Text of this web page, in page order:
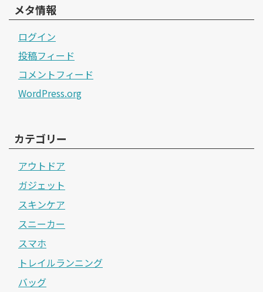
メタ情報
ログイン
投稿フィード
コメントフィード
WordPress.org
カテゴリー
アウトドア
ガジェット
スキンケア
スニーカー
スマホ
トレイルランニング
バッグ